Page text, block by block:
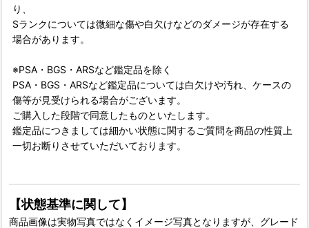
り、
Sランクについては微細な傷や白欠けなどのダメージが存在する
場合があります。
※PSA・BGS・ARSなど鑑定品を除く
PSA・BGS・ARSなど鑑定品については白欠けや汚れ、ケースの
傷等が見受けられる場合がございます。
ご購入した段階で同意したものといたします。
鑑定品につきましては細かい状態に関するご質問を商品の性質上
一切お断りさせていただいております。
【状態基準に関して】
商品画像は実物写真ではなくイメージ写真となりますが、グレード